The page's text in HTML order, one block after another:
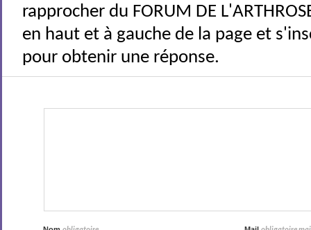
rapprocher du FORUM DE
en haut et à gauche de la page et
pour obtenir une réponse.